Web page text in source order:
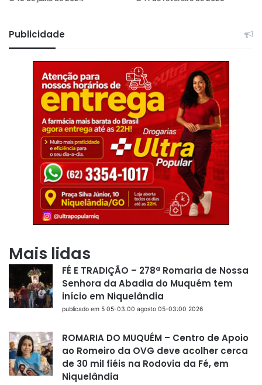
Publicidade
Mais lidas
FÉ E TRADIÇÃO – 278ª Romaria de Nossa
Senhora da Abadia do Muquém tem
início em Niquelândia
publicado em 5 05-03:00 agosto 05-03:00 2026
ROMARIA DO MUQUÉM – Centro de Apoio
ao Romeiro da OVG deve acolher cerca
de 30 mil fiéis na Rodovia da Fé, em
Niquelândia